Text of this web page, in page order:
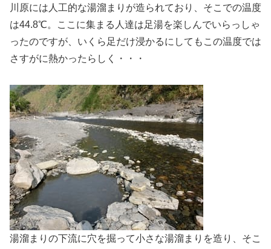
川原には人工的な湯溜まりが造られており、そこでの温度
は44.8℃。ここに集まる人達は足湯を楽しんでいらっしゃ
ったのですが、いくら足だけ浸かるにしてもこの温度では
さすがに熱かったらしく・・・
湯溜まりの下流に穴を掘って小さな湯溜まりを造り、そこ